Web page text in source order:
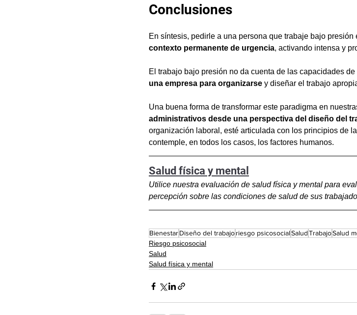
Conclusiones
En síntesis, pedirle a una persona que trabaje bajo presión
contexto permanente de urgencia, activando intensa y
El trabajo bajo presión no da cuenta de las capacidades
una empresa para organizarse y diseñar el trabajo
Una buena forma de transformar este paradigma en
administrativos desde una perspectiva del diseño del
organización laboral, esté articulada con los principios de
contemple, en todos los casos, los factores humanos.
Salud física y mental
Utilice nuestra evaluación de salud física y mental para
percepción sobre las condiciones de salud de sus
BienestarDiseño del trabajoriesgo psicosocialSaludTrabajoSalud
Riesgo psicosocial
Salud
Salud física y mental